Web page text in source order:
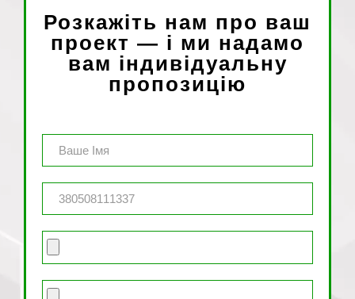
Розкажіть нам про ваш
проект — і ми надамо
вам індивідуальну
пропозицію